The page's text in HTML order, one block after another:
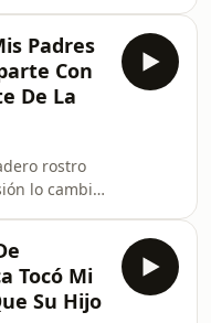
Padres
Con
De La
rostro
lo cambió
Tocó Mi
Su Hijo